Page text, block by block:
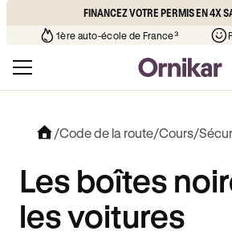
FINANCEZ VOTRE PERMIS EN 4X
l’auto-école de votre quartier¹ 1ère
/Code de la route/Cours/
Les boîtes
les voitures